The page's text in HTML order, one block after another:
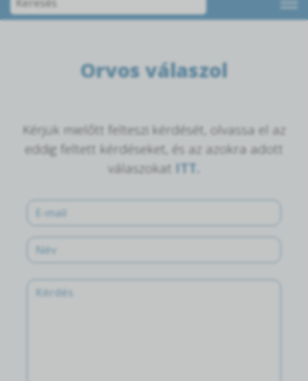
Orvos válaszol
Kérjük mielőtt felteszi kérdését, olvassa el az
eddig feltett kérdéseket, és az azokra adott
válaszokat ITT.